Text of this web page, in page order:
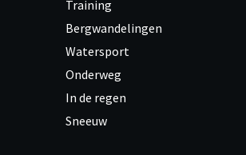
Training
Bergwandelingen
Watersport
Onderweg
In de regen
Sneeuw